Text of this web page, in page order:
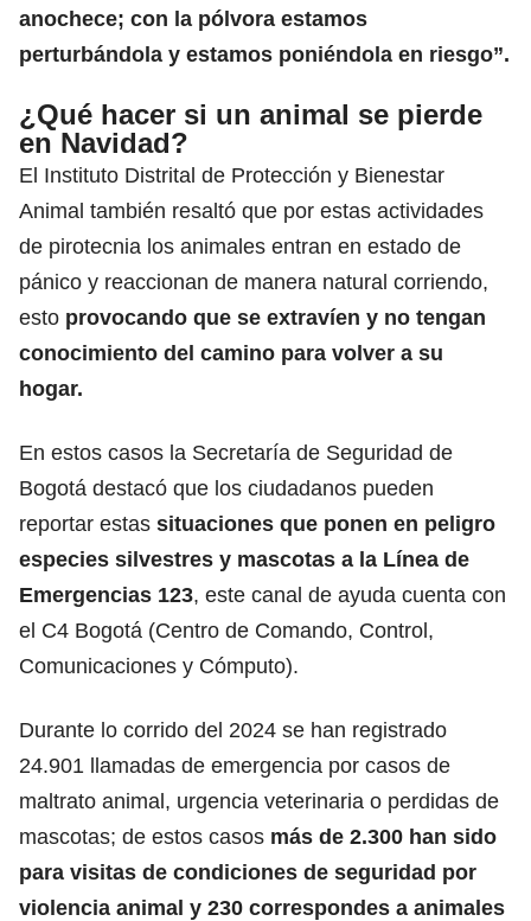
anochece; con la pólvora estamos
perturbándola y estamos poniéndola en riesgo”.
¿Qué hacer si un animal se pierde
en Navidad?
El Instituto Distrital de Protección y Bienestar
Animal también resaltó que por estas actividades
de pirotecnia los animales entran en estado de
pánico y reaccionan de manera natural corriendo,
esto provocando que se extravíen y no tengan
conocimiento del camino para volver a su
hogar.
En estos casos la Secretaría de Seguridad de
Bogotá destacó que los ciudadanos pueden
reportar estas situaciones que ponen en peligro
especies silvestres y mascotas a la Línea de
Emergencias 123, este canal de ayuda cuenta con
el C4 Bogotá (Centro de Comando, Control,
Comunicaciones y Cómputo).
Durante lo corrido del 2024 se han registrado
24.901 llamadas de emergencia por casos de
maltrato animal, urgencia veterinaria o perdidas de
mascotas; de estos casos más de 2.300 han sido
para visitas de condiciones de seguridad por
violencia animal y 230 correspondes a animales